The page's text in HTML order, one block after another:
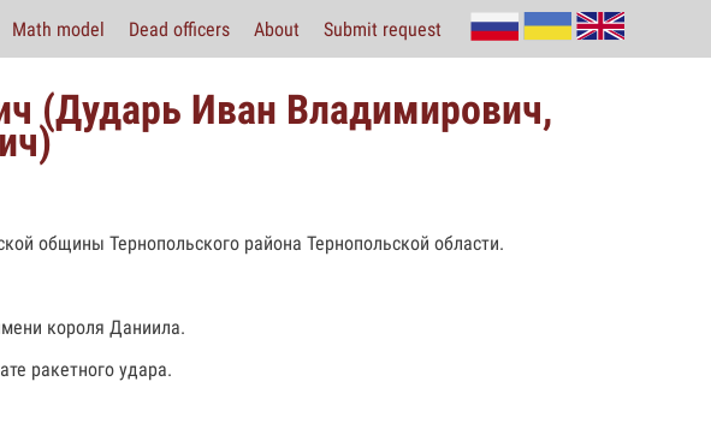
Math model Dead officers About Submit request
(Дударь Иван Владимирович,
общины Тернопольского района Тернопольской области.
короля Даниила.
ракетного удара.